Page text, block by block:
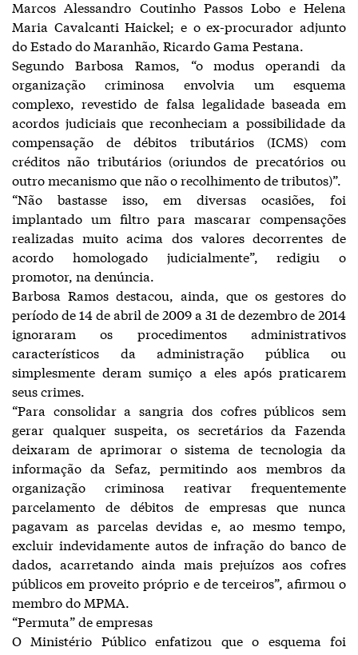
Marcos Alessandro Coutinho Passos Lobo e Helena
Maria Cavalcanti Haickel; e o ex-procurador adjunto
do Estado do Maranhão, Ricardo Gama Pestana.
Segundo Barbosa Ramos, “o modus operandi da
organização criminosa envolvia um esquema
complexo, revestido de falsa legalidade baseada em
acordos judiciais que reconheciam a possibilidade da
compensação de débitos tributários (ICMS) com
créditos não tributários (oriundos de precatórios ou
outro mecanismo que não o recolhimento de tributos)”.
“Não bastasse isso, em diversas ocasiões, foi
implantado um filtro para mascarar compensações
realizadas muito acima dos valores decorrentes de
acordo homologado judicialmente”, redigiu o
promotor, na denúncia.
Barbosa Ramos destacou, ainda, que os gestores do
período de 14 de abril de 2009 a 31 de dezembro de 2014
ignoraram os procedimentos administrativos
característicos da administração pública ou
simplesmente deram sumiço a eles após praticarem
seus crimes.
“Para consolidar a sangria dos cofres públicos sem
gerar qualquer suspeita, os secretários da Fazenda
deixaram de aprimorar o sistema de tecnologia da
informação da Sefaz, permitindo aos membros da
organização criminosa reativar frequentemente
parcelamento de débitos de empresas que nunca
pagavam as parcelas devidas e, ao mesmo tempo,
excluir indevidamente autos de infração do banco de
dados, acarretando ainda mais prejuízos aos cofres
públicos em proveito próprio e de terceiros”, afirmou o
membro do MPMA.
“Permuta” de empresas
O Ministério Público enfatizou que o esquema foi